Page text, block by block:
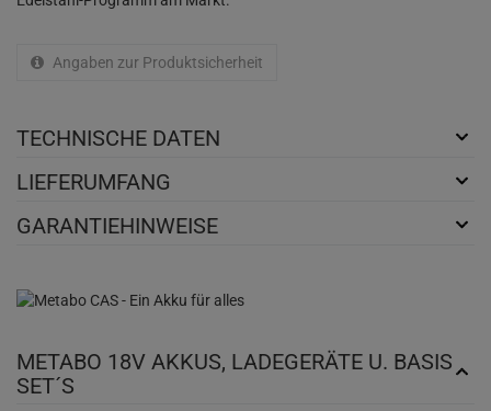
Angaben zur Produktsicherheit
TECHNISCHE DATEN
LIEFERUMFANG
GARANTIEHINWEISE
METABO 18V AKKUS, LADEGERÄTE U. BASIS
SET´S